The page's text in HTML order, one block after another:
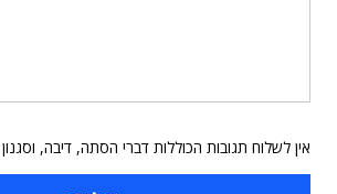
אין לשלוח תגובות הכוללות דברי הסתה, דיבה,